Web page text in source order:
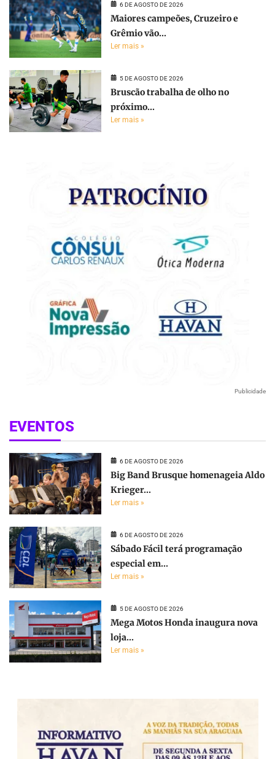
6 DE AGOSTO DE 2026
Maiores campeões, Cruzeiro e
Grêmio vão...
Ler mais »
5 DE AGOSTO DE 2026
Bruscão trabalha de olho no
próximo...
Ler mais »
Publicidade
EVENTOS
6 DE AGOSTO DE 2026
Big Band Brusque homenageia Aldo
Krieger...
Ler mais »
6 DE AGOSTO DE 2026
Sábado Fácil terá programação
especial em...
Ler mais »
5 DE AGOSTO DE 2026
Mega Motos Honda inaugura nova
loja...
Ler mais »